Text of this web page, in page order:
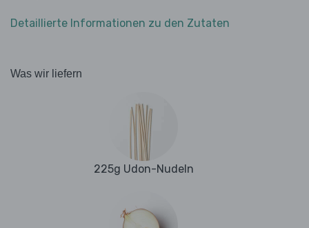
Detaillierte Informationen zu den Zutaten
Was wir liefern
225g Udon-Nudeln